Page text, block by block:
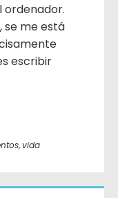
ordenador.
se me está
escribir
,vida